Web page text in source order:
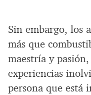
Sin embargo, los
más que
maestría y
experiencias
persona que está